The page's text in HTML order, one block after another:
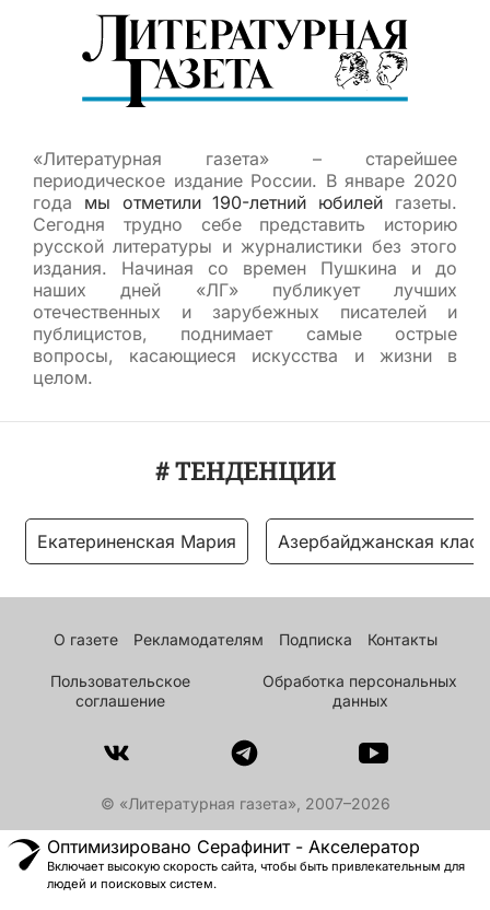
«Литературная газета» – старейшее
периодическое издание России. В январе 2020
года мы отметили 190-летний юбилей газеты.
Сегодня трудно себе представить историю
русской литературы и журналистики без этого
издания. Начиная со времен Пушкина и до
наших дней «ЛГ» публикует лучших
отечественных и зарубежных писателей и
публицистов, поднимает самые острые
вопросы, касающиеся искусства и жизни в
целом.
# ТЕНДЕНЦИИ
Екатериненская Мария Азербайджанская
О газете Рекламодателям Подписка Контакты
Пользовательское
соглашение
Обработка персональных
данных
© «Литературная газета», 2007–2026
Оптимизировано Серафинит - Акселератор
Включает высокую скорость сайта, чтобы быть привлекательным для
людей и поисковых систем.